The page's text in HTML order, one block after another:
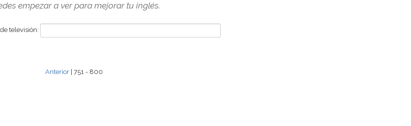
empezar a ver para mejorar tu inglés.
televisión:
Anterior| 751 - 800